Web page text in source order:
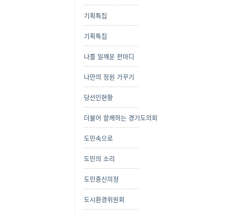
기획특집
기획특집
나를 일깨운 한마디
나만의 정원 가꾸기
당선인현황
더불어 함께하는 경기도의회
도민속으로
도민의 소리
도민중신의정
도시환경위원회